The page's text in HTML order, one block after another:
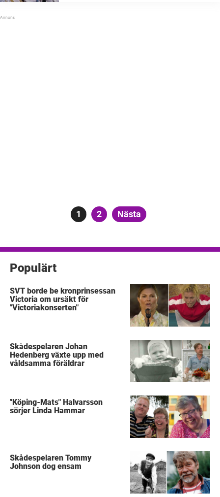
Sidnumrering
Sida
1 Sida
2 Nästa
Populärt
SVT borde be kronprinsessan
Victoria om ursäkt för
"Victoriakonserten"
Skådespelaren Johan
Hedenberg växte upp med
våldsamma föräldrar
"Köping-Mats" Halvarsson
sörjer Linda Hammar
Skådespelaren Tommy
Johnson dog ensam